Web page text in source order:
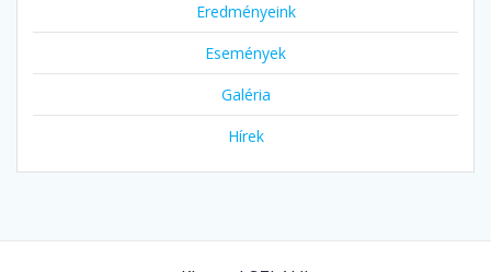
Eredményeink
Események
Galéria
Hírek